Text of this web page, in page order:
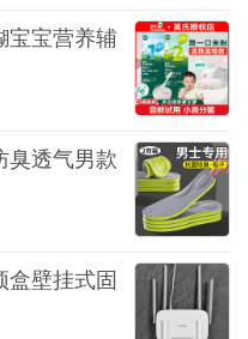
宝宝营养辅
臭透气男款
盒壁挂式固